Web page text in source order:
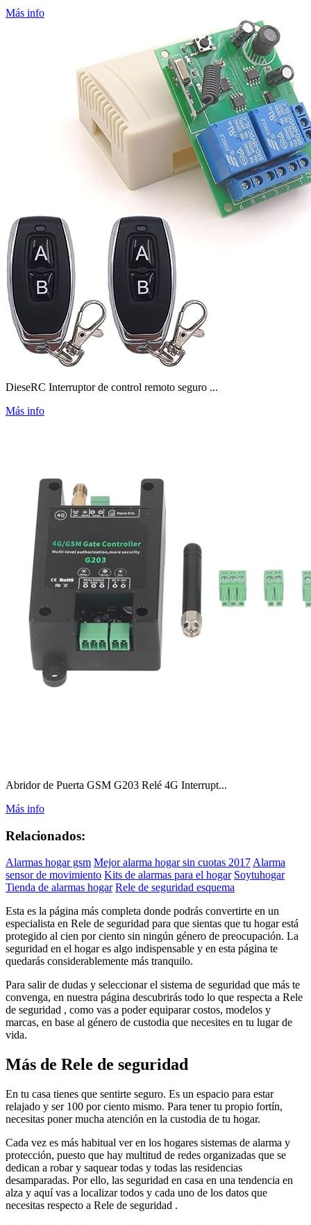
Más info
DieseRC Interruptor de control remoto seguro ...
Más info
Abridor de Puerta GSM G203 Relé 4G Interrupt...
Más info
Relacionados:
Alarmas hogar gsm Mejor alarma hogar sin cuotas 2017 Alarma
sensor de movimiento Kits de alarmas para el hogar Soytuhogar
Tienda de alarmas hogar Rele de seguridad esquema
Esta es la página más completa donde podrás convertirte en un
especialista en Rele de seguridad para que sientas que tu hogar está
protegido al cien por ciento sin ningún género de preocupación. La
seguridad en el hogar es algo indispensable y en esta página te
quedarás considerablemente más tranquilo.
Para salir de dudas y seleccionar el sistema de seguridad que más te
convenga, en nuestra página descubrirás todo lo que respecta a Rele
de seguridad , como vas a poder equiparar costos, modelos y
marcas, en base al género de custodia que necesites en tu lugar de
vida.
Más de Rele de seguridad
En tu casa tienes que sentirte seguro. Es un espacio para estar
relajado y ser 100 por ciento mismo. Para tener tu propio fortín,
necesitas poner mucha atención en la custodia de tu hogar.
Cada vez es más habitual ver en los hogares sistemas de alarma y
protección, puesto que hay multitud de redes organizadas que se
dedican a robar y saquear todas y todas las residencias
desamparadas. Por ello, las seguridad en casa en una tendencia en
alza y aquí vas a localizar todos y cada uno de los datos que
necesitas respecto a Rele de seguridad .